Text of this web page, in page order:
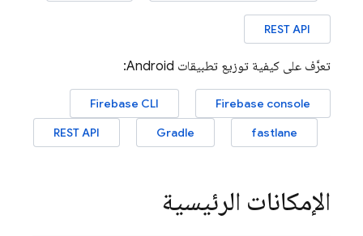
REST API
تعرَّف على كيفية توزيع تطبيقات Android:
Firebase console
Firebase CLI
fastlane
Gradle
REST API
الإمكانات الرئيسية